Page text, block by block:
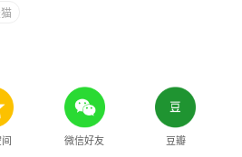
微信好友 豆瓣